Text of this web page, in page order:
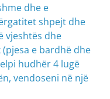
dhe e
shpejt dhe
vjeshtës dhe
e bardhë dhe
hudhër 4 lugë
vendoseni në një